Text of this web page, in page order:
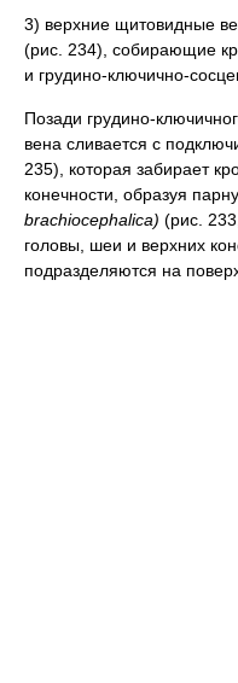
3) верхние щитовидные
(рис. 234), собирающие
и грудино-ключично-
Позади грудино-
вена сливается с
235), которая забирает
конечности, образуя
brachiocephalica) (рис.
головы, шеи и верхних
подразделяются на